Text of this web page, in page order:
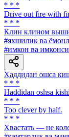
* * *
Drive out fire with
* * *
Клин клином
#яхшилик ва
#имкон ва
Ҳаддидан ошса
* * *
Haddidan oshsa
* * *
Too clever by half.
* * *
Хвастать — не